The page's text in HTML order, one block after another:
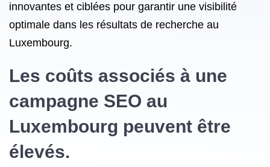
innovantes et ciblées pour garantir une visibilité
optimale dans les résultats de recherche au
Luxembourg.
Les coûts associés à une
campagne SEO au
Luxembourg peuvent être
élevés.